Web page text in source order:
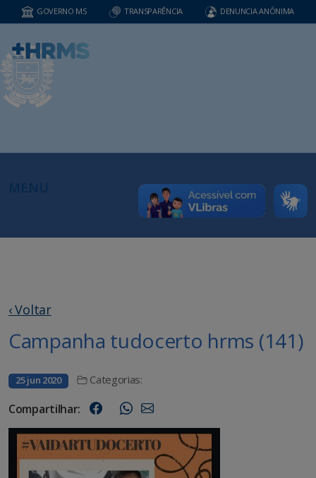
GOVERNO MS TRANSPARÊNCIA DENUNCIA ANÔNIMA
‹ Voltar
Campanha tudocerto hrms (141)
25 jun 2020 Categorias:
Compartilhar: